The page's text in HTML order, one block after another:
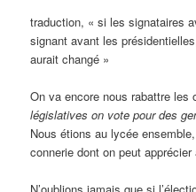
traduction, « si les signataires
signant avant les
aurait changé »
On va encore nous rabattre les
législatives on vote pour des
Nous étions au lycée
connerie dont on peut apprécier